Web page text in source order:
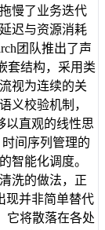
慢了业务迭代
迟与资源消耗
团队推出了声
套结构，采用类
视为连续的关
义校验机制，
以直观的线性思
间序列管理的
智能化调度。
洗的做法，正
现并非简单替代
它将散落在各处